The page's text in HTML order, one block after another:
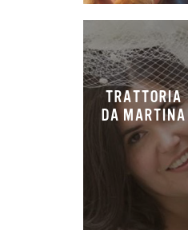
TRATTORIA
DA MARTINA